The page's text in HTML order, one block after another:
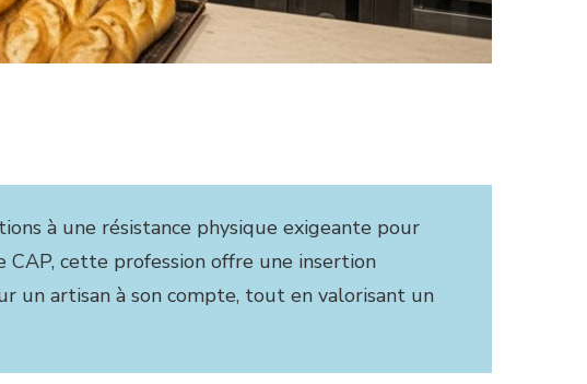
à une résistance physique exigeante pour
CAP, cette profession offre une insertion
artisan à son compte, tout en valorisant un